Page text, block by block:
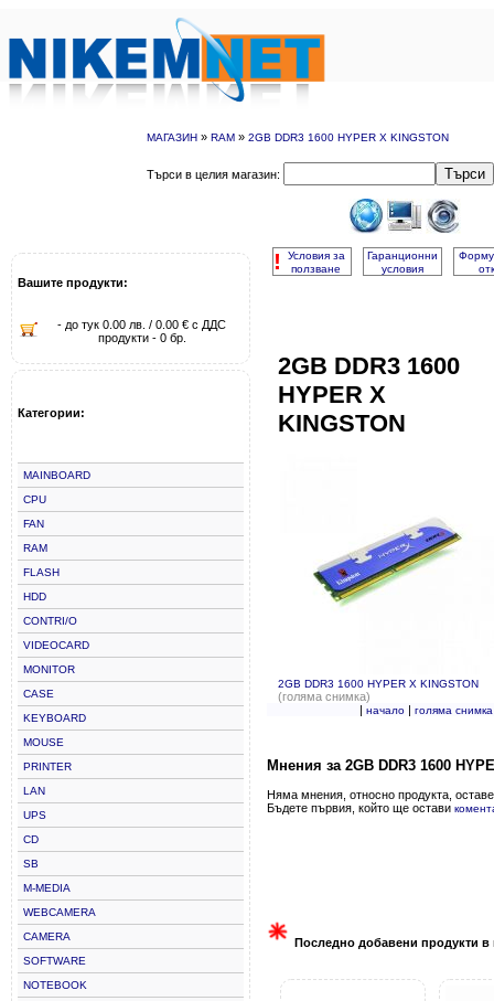
МАГАЗИН » RAM » 2GB DDR3 1600 HYPER X KINGSTON
Търси в целия магазин: Търси
Вашите продукти:
- до тук 0.00 лв. / 0.00 € с ДДС
продукти - 0 бр.
Категории:
MAINBOARD
CPU
FAN
RAM
FLASH
HDD
CONTRI/O
VIDEOCARD
MONITOR
CASE
KEYBOARD
MOUSE
PRINTER
LAN
UPS
CD
SB
M-MEDIA
WEBCAMERA
CAMERA
SOFTWARE
NOTEBOOK
!
Условия за
ползване
Гаранционни
условия
2GB DDR3 1600
HYPER X
KINGSTON
2GB DDR3 1600 HYPER X KINGSTON
(голяма снимка)
| начало| голяма снимка
Мнения за 2GB DDR3 1600
Няма мнения, относно продукта,
Бъдете първия, който ще остави
Последно добавени продукти в